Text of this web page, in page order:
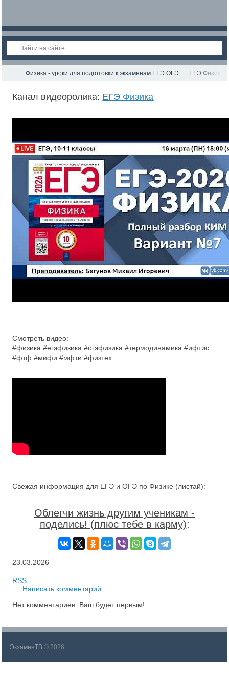
Физика - уроки для подготовки к экзаменам ЕГЭ ОГЭ ЕГЭ Физика
Канал видеоролика: ЕГЭ Физика
Смотреть видео:
#физика #егэфизика #огэфизика #термодинамика #ифтис
#фтф #мифи #мфти #физтех
Свежая информация для ЕГЭ и ОГЭ по Физике (листай):
Облегчи жизнь другим ученикам -
поделись! (плюс тебе в карму):
23.03.2026
RSS
Написать комментарий
Нет комментариев. Ваш будет первым!
ЭкзаменТВ © 2026